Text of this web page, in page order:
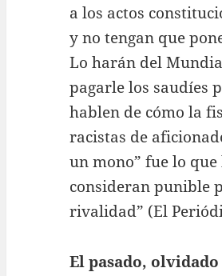
a los actos
y no tengan que
Lo harán del
pagarle los saudíes
hablen de cómo la
racistas de
un mono” fue lo
consideran punible
rivalidad” (El
El pasado, olvidado